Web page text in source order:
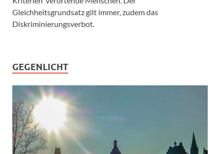
Gleichheitsgrundsatz gilt immer, zudem das
Diskriminierungsverbot.
GEGENLICHT